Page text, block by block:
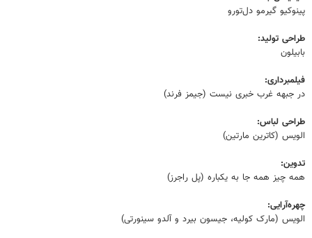
پینوکیو گیرمو دل‌تورو
طراحی تولید:
بابیلون
فیلمبرداری:
در جبهه غرب خبری نیست (جیمز فرند)
طراحی لباس:
الویس (کاترین مارتین)
تدوین:
همه چیز همه جا به یکباره (پل راجرز)
چهره‌آرایی:
الویس (مارک کولیه، جیسون بیرد و آلدو سینورتی)